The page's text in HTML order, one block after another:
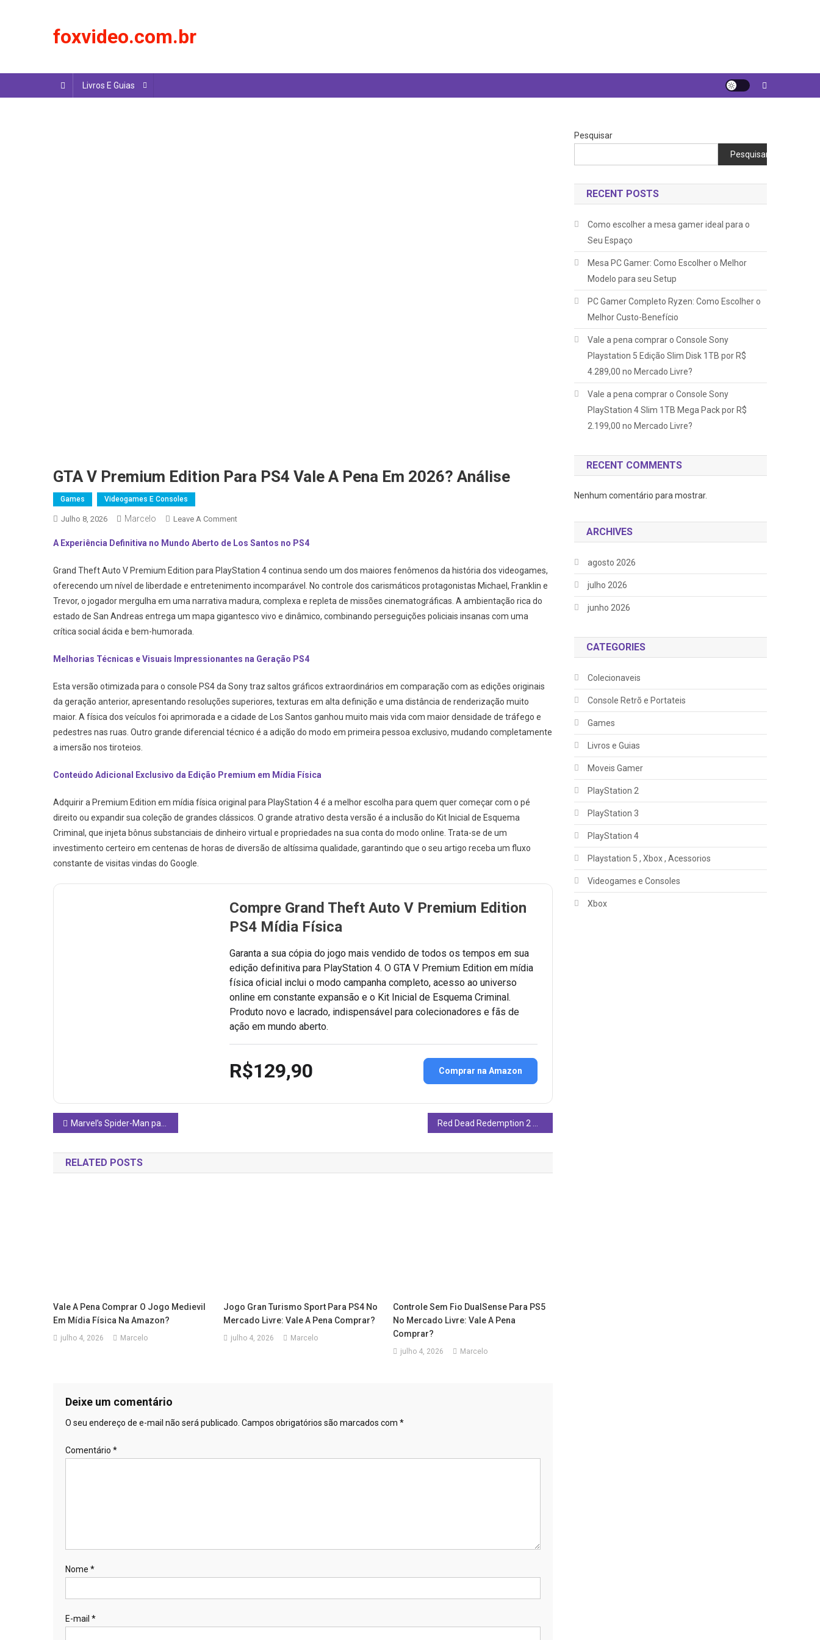
foxvideo.com.br
Livros E Guias
GTA V Premium Edition Para PS4 Vale A Pena Em 2026? Análise
Games Videogames E Consoles
Julho 8, 2026 Marcelo Leave A CommentOn
V
Edition
Para
PS4
Vale
Em
Análise
A Experiência Definitiva no Mundo Aberto de Los Santos no PS4
Grand Theft Auto V Premium Edition para PlayStation 4 continua sendo um dos maiores fenômenos da história dos videogames,
oferecendo um nível de liberdade e entretenimento incomparável. No controle dos carismáticos protagonistas Michael, Franklin e
Trevor, o jogador mergulha em uma narrativa madura, complexa e repleta de missões cinematográficas. A ambientação rica do
estado de San Andreas entrega um mapa gigantesco vivo e dinâmico, combinando perseguições policiais insanas com uma
crítica social ácida e bem-humorada.
Melhorias Técnicas e Visuais Impressionantes na Geração PS4
Esta versão otimizada para o console PS4 da Sony traz saltos gráficos extraordinários em comparação com as edições originais
da geração anterior, apresentando resoluções superiores, texturas em alta definição e uma distância de renderização muito
maior. A física dos veículos foi aprimorada e a cidade de Los Santos ganhou muito mais vida com maior densidade de tráfego e
pedestres nas ruas. Outro grande diferencial técnico é a adição do modo em primeira pessoa exclusivo, mudando completamente
a imersão nos tiroteios.
Conteúdo Adicional Exclusivo da Edição Premium em Mídia Física
Adquirir a Premium Edition em mídia física original para PlayStation 4 é a melhor escolha para quem quer começar com o pé
direito ou expandir sua coleção de grandes clássicos. O grande atrativo desta versão é a inclusão do Kit Inicial de Esquema
Criminal, que injeta bônus substanciais de dinheiro virtual e propriedades na sua conta do modo online. Trata-se de um
investimento certeiro em centenas de horas de diversão de altíssima qualidade, garantindo que o seu artigo receba um fluxo
constante de visitas vindas do Google.
Compre Grand Theft Auto V Premium Edition
PS4 Mídia Física
Garanta a sua cópia do jogo mais vendido de todos os tempos em sua
edição definitiva para PlayStation 4. O GTA V Premium Edition em mídia
física oficial inclui o modo campanha completo, acesso ao universo
online em constante expansão e o Kit Inicial de Esquema Criminal.
Produto novo e lacrado, indispensável para colecionadores e fãs de
ação em mundo aberto.
R$129,90 Comprar na Amazon
Navegação
de
Post
Marvel’s Spider-Man para PS4 Vale a Pena em 2026? Análise Completa
RELATED POSTS
Vale A Pena Comprar O Jogo Medievil
Em Mídia Física Na Amazon?
julho 4, 2026 Marcelo
Jogo Gran Turismo Sport Para PS4 No
Mercado Livre: Vale A Pena Comprar?
julho 4, 2026 Marcelo
Controle Sem Fio DualSense Para PS5
No Mercado Livre: Vale A Pena
Comprar?
julho 4, 2026 Marcelo
Deixe um comentário
O seu endereço de e-mail não será publicado. Campos obrigatórios são marcados com *
Comentário *
Nome *
E-mail *
Pesquisar
Pesquisar
RECENT POSTS
Como escolher a mesa gamer ideal para o
Seu Espaço
Mesa PC Gamer: Como Escolher o Melhor
Modelo para seu Setup
PC Gamer Completo Ryzen: Como Escolher o
Melhor Custo-Benefício
Vale a pena comprar o Console Sony
Playstation 5 Edição Slim Disk 1TB por R$
4.289,00 no Mercado Livre?
Vale a pena comprar o Console Sony
PlayStation 4 Slim 1TB Mega Pack por R$
2.199,00 no Mercado Livre?
RECENT COMMENTS
Nenhum comentário para mostrar.
ARCHIVES
agosto 2026
julho 2026
junho 2026
CATEGORIES
Colecionaveis
Console Retrõ e Portateis
Games
Livros e Guias
Moveis Gamer
PlayStation 2
PlayStation 3
PlayStation 4
Playstation 5 , Xbox , Acessorios
Videogames e Consoles
Xbox